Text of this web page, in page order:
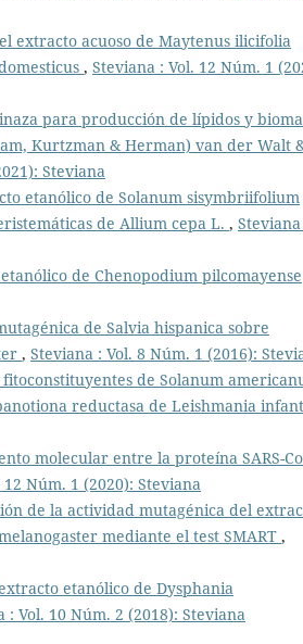
extracto acuoso de Maytenus ilicifolia
, Steviana : Vol. 12 Núm. 1
para producción de lípidos y
Kurtzman & Herman) van der Walt
Steviana
etanólico de Solanum sisymbriifolium
de Allium cepa L. , Steviana
de Chenopodium pilcomayense
de Salvia hispanica sobre
, Steviana : Vol. 8 Núm. 1 (2016):
de Solanum
reductasa de Leishmania
molecular entre la proteína SARS-
Núm. 1 (2020): Steviana
de la actividad mutagénica del
mediante el test SMART ,
etanólico de Dysphania
: Vol. 10 Núm. 2 (2018): Steviana